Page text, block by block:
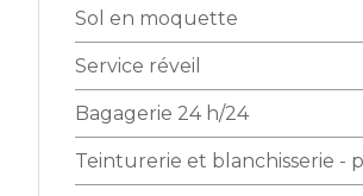
Sol en moquette
Service réveil
Bagagerie 24 h/24
Teinturerie et blanchisserie -